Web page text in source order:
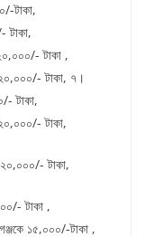
টাকা,
টাকা,
টাকা ,
২০,০০০/- টাকা, ৭।
টাকা,
টাকা,
২০,০০০/- টাকা,
টাকা ,
১৫,০০০/-টাকা ,